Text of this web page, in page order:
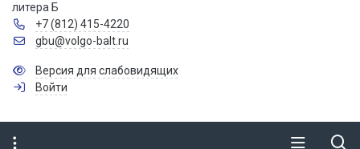
литера Б
+7 (812) 415-4220
gbu@volgo-balt.ru
Версия для слабовидящих
Войти